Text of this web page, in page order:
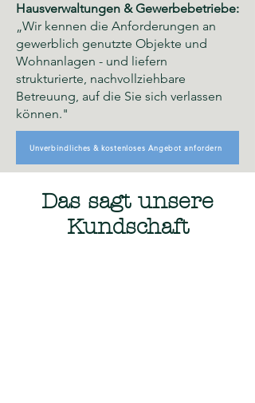
Hausverwaltungen & Gewerbebetriebe:
„Wir kennen die Anforderungen an
gewerblich genutzte Objekte und
Wohnanlagen - und liefern
strukturierte, nachvollziehbare
Betreuung, auf die Sie sich verlassen
können."
Unverbindliches & kostenloses Angebot anfordern
Das sagt unsere
Kundschaft